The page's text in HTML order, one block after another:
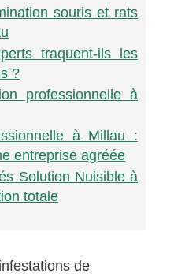
souris et rats
traquent-ils les
?
professionnelle à
à Millau :
entreprise agréée
Solution Nuisible à
totale
de